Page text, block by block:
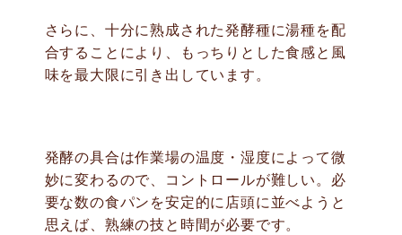
さらに、十分に熟成された発酵種に湯種を配
合することにより、もっちりとした食感と風
味を最大限に引き出しています。
発酵の具合は作業場の温度・湿度によって微
妙に変わるので、コントロールが難しい。必
要な数の食パンを安定的に店頭に並べようと
思えば、熟練の技と時間が必要です。